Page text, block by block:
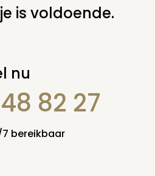
is voldoende.
nu
82 27
bereikbaar